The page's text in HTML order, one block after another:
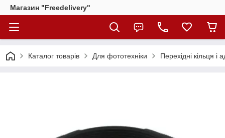
Магазин "Freedelivery"
Каталог товарів Для фототехніки Перехідні кільця і